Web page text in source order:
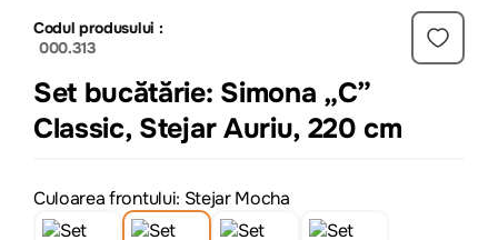
Codul produsului :
000.313
Set bucătărie: Simona „C”
Classic, Stejar Auriu, 220 cm
Culoarea frontului: Stejar Mocha